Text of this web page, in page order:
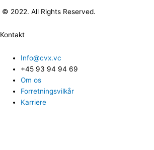
© 2022. All Rights Reserved.
Kontakt
Info@cvx.vc
+45 93 94 94 69
Om os
Forretningsvilkår
Karriere